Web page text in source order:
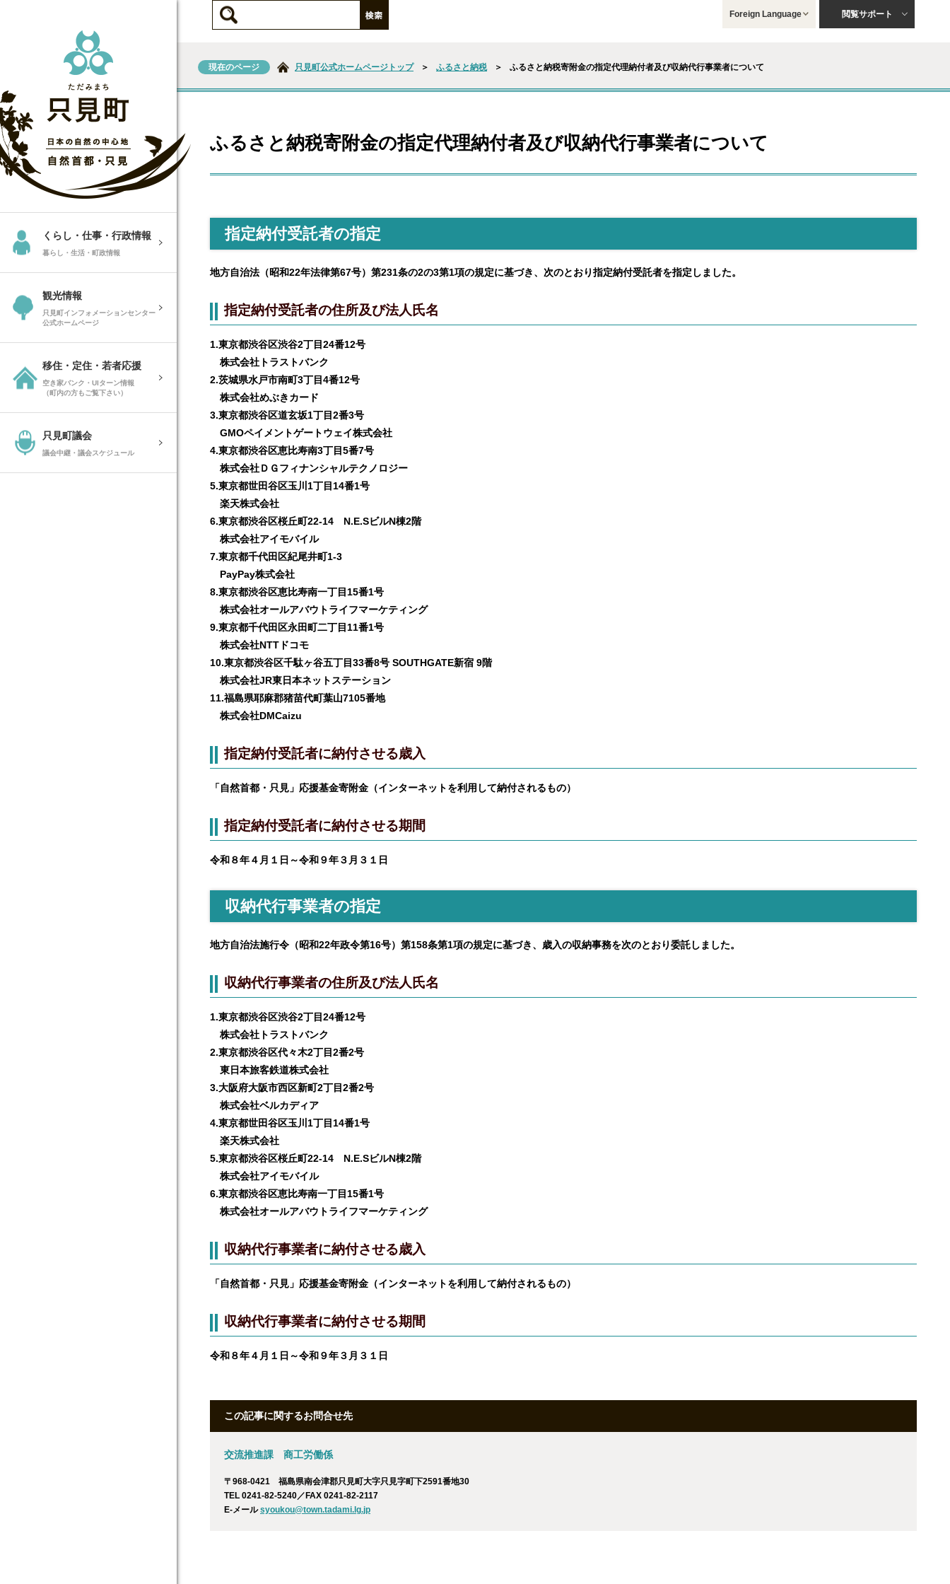
くらし・仕事・行政情報
暮らし・生活・町政情報
観光情報
只見町インフォメーションセンター
公式ホームページ
移住・定住・若者応援
空き家バンク・UIターン情報
（町内の方もご覧下さい）
只見町議会
議会中継・議会スケジュール
閲覧サポート
Foreign Language
現在のページ 只見町公式ホームページトップ ＞ ふるさと納税 ＞ ふるさと納税寄附金の指定代理納付者及び収納代行事業者について
ふるさと納税寄附金の指定代理納付者及び収納代行事業者について
指定納付受託者の指定
地方自治法（昭和22年法律第67号）第231条の2の3第1項の規定に基づき、次のとおり指定納付受託者を指定しました。
指定納付受託者の住所及び法人氏名
1.東京都渋谷区渋谷2丁目24番12号
株式会社トラストバンク
2.茨城県水戸市南町3丁目4番12号
株式会社めぶきカード
3.東京都渋谷区道玄坂1丁目2番3号
GMOペイメントゲートウェイ株式会社
4.東京都渋谷区恵比寿南3丁目5番7号
株式会社ＤＧフィナンシャルテクノロジー
5.東京都世田谷区玉川1丁目14番1号
楽天株式会社
6.東京都渋谷区桜丘町22-14 N.E.SビルN棟2階
株式会社アイモバイル
7.東京都千代田区紀尾井町1-3
PayPay株式会社
8.東京都渋谷区恵比寿南一丁目15番1号
株式会社オールアバウトライフマーケティング
9.東京都千代田区永田町二丁目11番1号
株式会社NTTドコモ
10.東京都渋谷区千駄ヶ谷五丁目33番8号 SOUTHGATE新宿 9階
株式会社JR東日本ネットステーション
11.福島県耶麻郡猪苗代町葉山7105番地
株式会社DMCaizu
指定納付受託者に納付させる歳入
「自然首都・只見」応援基金寄附金（インターネットを利用して納付されるもの）
指定納付受託者に納付させる期間
令和８年４月１日～令和９年３月３１日
収納代行事業者の指定
地方自治法施行令（昭和22年政令第16号）第158条第1項の規定に基づき、歳入の収納事務を次のとおり委託しました。
収納代行事業者の住所及び法人氏名
1.東京都渋谷区渋谷2丁目24番12号
株式会社トラストバンク
2.東京都渋谷区代々木2丁目2番2号
東日本旅客鉄道株式会社
3.大阪府大阪市西区新町2丁目2番2号
株式会社ベルカディア
4.東京都世田谷区玉川1丁目14番1号
楽天株式会社
5.東京都渋谷区桜丘町22-14 N.E.SビルN棟2階
株式会社アイモバイル
6.東京都渋谷区恵比寿南一丁目15番1号
株式会社オールアバウトライフマーケティング
収納代行事業者に納付させる歳入
「自然首都・只見」応援基金寄附金（インターネットを利用して納付されるもの）
収納代行事業者に納付させる期間
令和８年４月１日～令和９年３月３１日
この記事に関するお問合せ先
交流推進課 商工労働係
〒968-0421 福島県南会津郡只見町大字只見字町下2591番地30
TEL 0241-82-5240／FAX 0241-82-2117
E-メールsyoukou@town.tadami.lg.jp